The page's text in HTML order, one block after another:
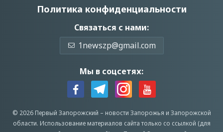
Политика конфиденциальности
Связаться с нами:
1newszp@gmail.com
Мы в соцсетях:
© 2026 Первый Запорожский – новости Запорожья и Запорожской
области. Использование материалов сайта только со ссылкой (для